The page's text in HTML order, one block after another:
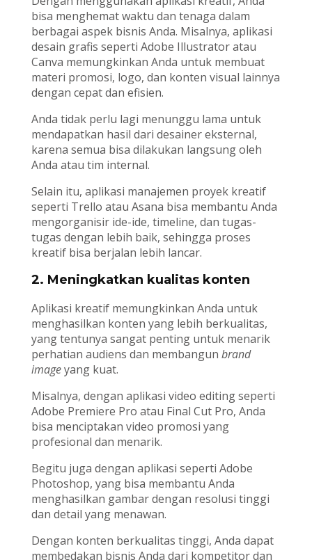
bisa menghemat waktu dan tenaga dalam
berbagai aspek bisnis Anda. Misalnya, aplikasi
desain grafis seperti Adobe Illustrator atau
Canva memungkinkan Anda untuk membuat
materi promosi, logo, dan konten visual lainnya
dengan cepat dan efisien.
Anda tidak perlu lagi menunggu lama untuk
mendapatkan hasil dari desainer eksternal,
karena semua bisa dilakukan langsung oleh
Anda atau tim internal.
Selain itu, aplikasi manajemen proyek kreatif
seperti Trello atau Asana bisa membantu Anda
mengorganisir ide-ide, timeline, dan tugas-
tugas dengan lebih baik, sehingga proses
kreatif bisa berjalan lebih lancar.
2. Meningkatkan kualitas konten
Aplikasi kreatif memungkinkan Anda untuk
menghasilkan konten yang lebih berkualitas,
yang tentunya sangat penting untuk menarik
perhatian audiens dan membangun brand
imageyang kuat.
Misalnya, dengan aplikasi video editing seperti
Adobe Premiere Pro atau Final Cut Pro, Anda
bisa menciptakan video promosi yang
profesional dan menarik.
Begitu juga dengan aplikasi seperti Adobe
Photoshop, yang bisa membantu Anda
menghasilkan gambar dengan resolusi tinggi
dan detail yang menawan.
Dengan konten berkualitas tinggi, Anda dapat
membedakan bisnis Anda dari kompetitor dan